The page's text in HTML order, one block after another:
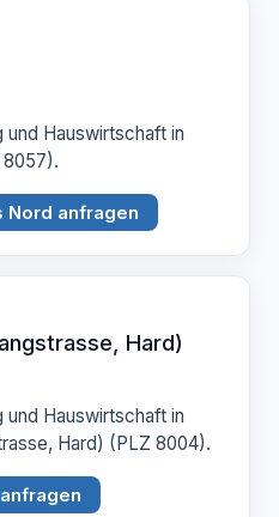
Hauswirtschaft in
Nord anfragen
Hard)
Hauswirtschaft in
Hard) (PLZ 8004).